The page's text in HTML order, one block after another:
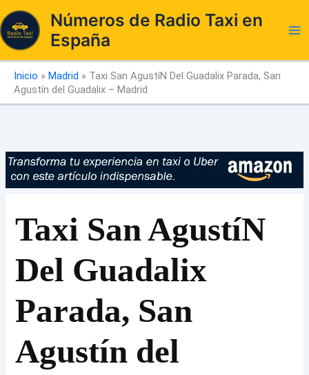
al
contenido
Números de Radio Taxi en
España
Inicio » Madrid » Taxi San AgustíN Del Guadalix Parada, San
Agustín del Guadalix – Madrid
Taxi San AgustíN
Del Guadalix
Parada, San
Agustín del